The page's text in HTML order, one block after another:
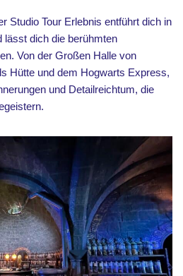
Studio Tour Erlebnis entführt dich in
lässt dich die berühmten
Von der Großen Halle von
Hütte und dem Hogwarts Express,
und Detailreichtum, die